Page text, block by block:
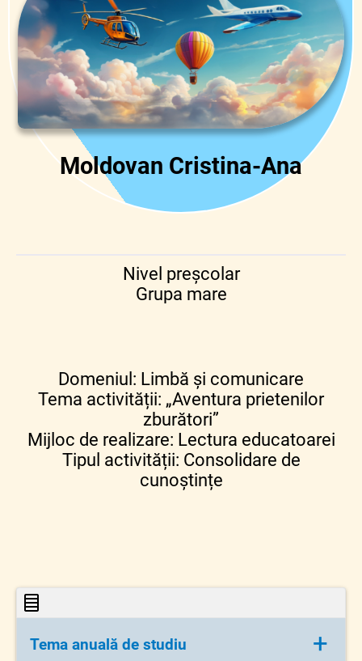
Moldovan Cristina-Ana
Nivel preșcolar
Grupa mare
Domeniul: Limbă și comunicare
Tema activității: „Aventura prietenilor
zburători”
Mijloc de realizare: Lectura educatoarei
Tipul activității: Consolidare de
cunoștințe
Tema anuală de studiu +